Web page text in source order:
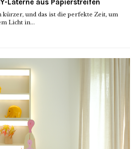
Laterne aus Papierstreifen
und das ist die perfekte Zeit, um
Licht in...